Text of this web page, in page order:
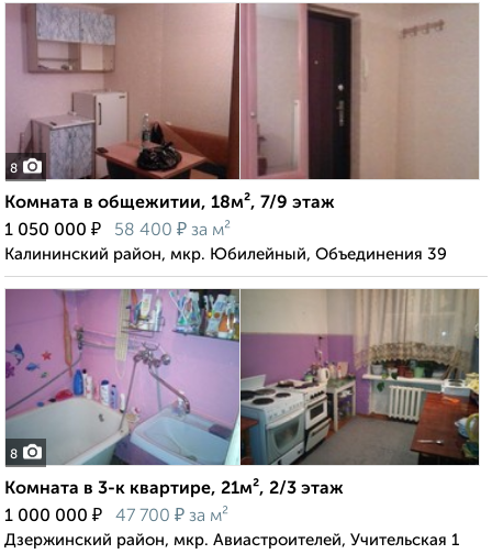
8
Комната в общежитии, 18м², 7/9 этаж
1 050 000 ₽ 58 400 ₽ за м²
Калининский район, мкр. Юбилейный, Объединения 39
8
Комната в 3-к квартире, 21м², 2/3 этаж
1 000 000 ₽ 47 700 ₽ за м²
Дзержинский район, мкр. Авиастроителей, Учительская 1